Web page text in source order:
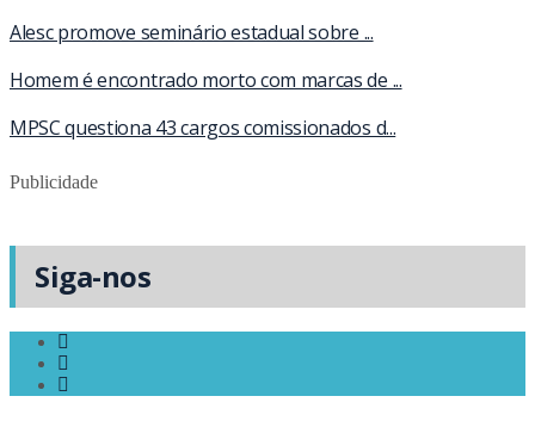
Alesc promove seminário estadual sobre ...
Homem é encontrado morto com marcas de ...
MPSC questiona 43 cargos comissionados d...
Publicidade
Siga-nos